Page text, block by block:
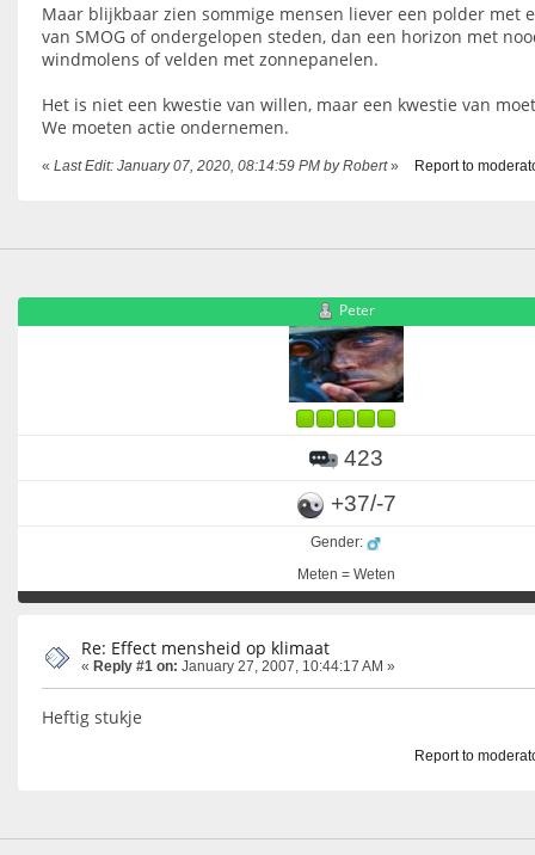
Maar blijkbaar zien sommige mensen liever een polder met
van SMOG of ondergelopen steden, dan een horizon met
windmolens of velden met zonnepanelen.
Het is niet een kwestie van willen, maar een kwestie van
We moeten actie ondernemen.
« Last Edit: January 07, 2020, 08:14:59 PM by Robert» Report to
Peter
423
+37/-7
Gender:
Meten = Weten
Re: Effect mensheid op klimaat
« Reply #1 on: January 27, 2007, 10:44:17 AM »
Heftig stukje
Report to